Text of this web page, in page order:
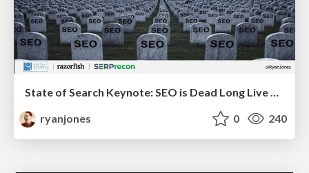
State of Search Keynote: SEO is Dead Long Live SEO
ryanjones
0 240